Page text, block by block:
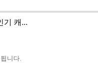
기 캐...
니다.